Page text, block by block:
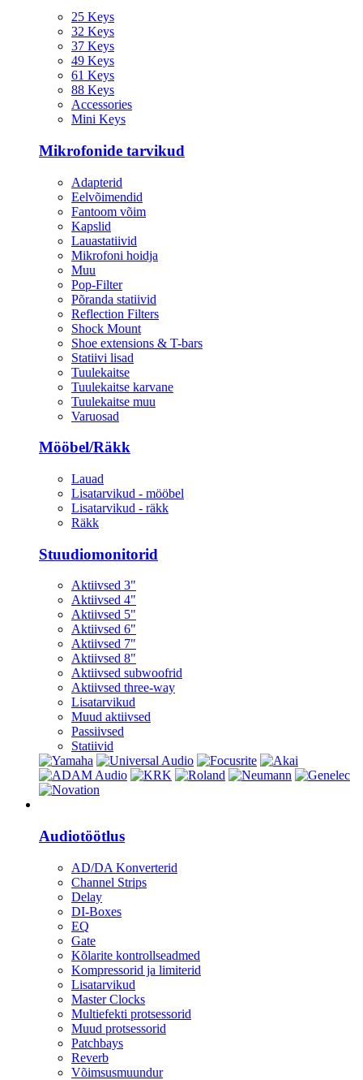
25 Keys
32 Keys
37 Keys
49 Keys
61 Keys
88 Keys
Accessories
Mini Keys
Mikrofonide tarvikud
Adapterid
Eelvõimendid
Fantoom võim
Kapslid
Lauastatiivid
Mikrofoni hoidja
Muu
Pop-Filter
Põranda statiivid
Reflection Filters
Shock Mount
Shoe extensions & T-bars
Statiivi lisad
Tuulekaitse
Tuulekaitse karvane
Tuulekaitse muu
Varuosad
Mööbel/Räkk
Lauad
Lisatarvikud - mööbel
Lisatarvikud - räkk
Räkk
Stuudiomonitorid
Aktiivsed 3"
Aktiivsed 4"
Aktiivsed 5"
Aktiivsed 6"
Aktiivsed 7"
Aktiivsed 8"
Aktiivsed subwoofrid
Aktiivsed three-way
Lisatarvikud
Muud aktiivsed
Passiivsed
Statiivid
Audiotöötlus
AD/DA Konverterid
Channel Strips
Delay
DI-Boxes
EQ
Gate
Kõlarite kontrollseadmed
Kompressorid ja limiterid
Lisatarvikud
Master Clocks
Multiefekti protsessorid
Muud protsessorid
Patchbays
Reverb
Võimsusmuundur